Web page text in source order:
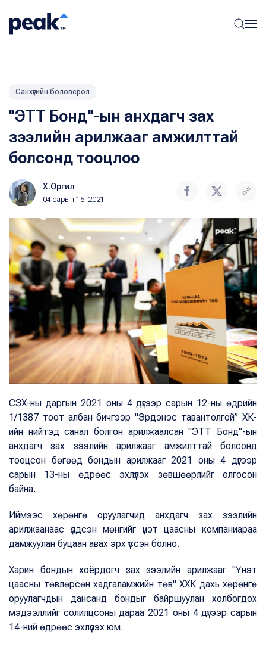
Санхүүгийн боловсрол
"ЭТТ Бонд"-ын анхдагч зах
зээлийн арилжааг амжилттай
болсонд тооцлоо
Х.Оргил
04 сарын 15, 2021
СЗХ-ны даргын 2021 оны 4 дүгээр сарын 12-ны өдрийн
1/1387 тоот албан бичгээр "Эрдэнэс тавантолгой” ХК-
ийн нийтэд санал болгон арилжаалсан "ЭТТ Бонд"-ын
анхдагч зах зээлийн арилжааг амжилттай болсонд
тооцсон бөгөөд бондын арилжааг 2021 оны 4 дүгээр
сарын 13-ны өдрөөс эхлүүлэх зөвшөөрлийг олгосон
байна.
Иймээс хөрөнгө оруулагчид анхдагч зах зээлийн
арилжаанаас үлдсэн мөнгийг үнэт цаасны компаниараа
дамжуулан буцаан авах эрх үүссэн болно.
Харин бондын хоёрдогч зах зээлийн арилжааг "Үнэт
цаасны төвлөрсөн хадгаламжийн төв" ХХК дахь хөрөнгө
оруулагчдын дансанд бондыг байршуулан холбогдох
мэдээллийг солилцсоны дараа 2021 оны 4 дүгээр сарын
14-ний өдрөөс эхлүүлэх юм.